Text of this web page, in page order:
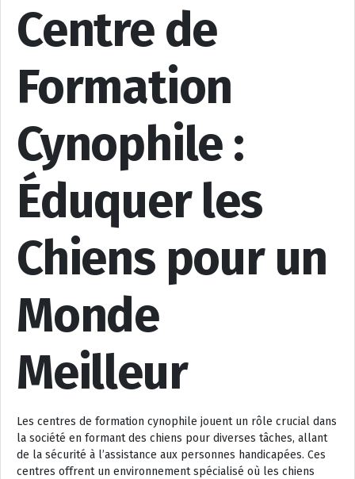
Centre de
Formation
Cynophile :
Éduquer les
Chiens pour un
Monde
Meilleur
Les centres de formation cynophile jouent un rôle crucial dans
la société en formant des chiens pour diverses tâches, allant
de la sécurité à l’assistance aux personnes handicapées. Ces
centres offrent un environnement spécialisé où les chiens